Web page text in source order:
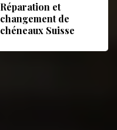
Réparation et
changement de
chéneaux Suisse